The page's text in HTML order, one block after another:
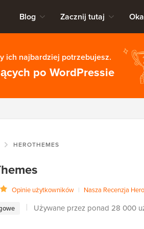
Blog Zacznij tutaj
ich najbardziej potrzebujesz.
po WordPressie
HEROTHEMES
Opinie użytkowników | Nasza Recenzja
Używane przez ponad 28 000